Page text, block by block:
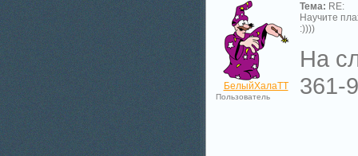
БелыйХалаТТ
Пользователь
Тема: RE:
Научите
:))))
На
361-